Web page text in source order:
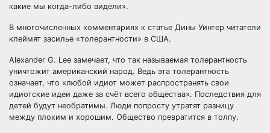
какие мы когда-либо видели».
В многочисленных комментариях к статье Дины Уинтер читатели
клеймят засилье «толерантности» в США.
Alexander G. Lee замечает, что так называемая толерантность
уничтожит американский народ. Ведь эта толерантность
означает, что «любой идиот может распространять свои
идиотские идеи даже за счёт всего общества». Последствия для
детей будут необратимы. Люди попросту утратят разницу
между плохим и хорошим. Общество превратится в толпу.